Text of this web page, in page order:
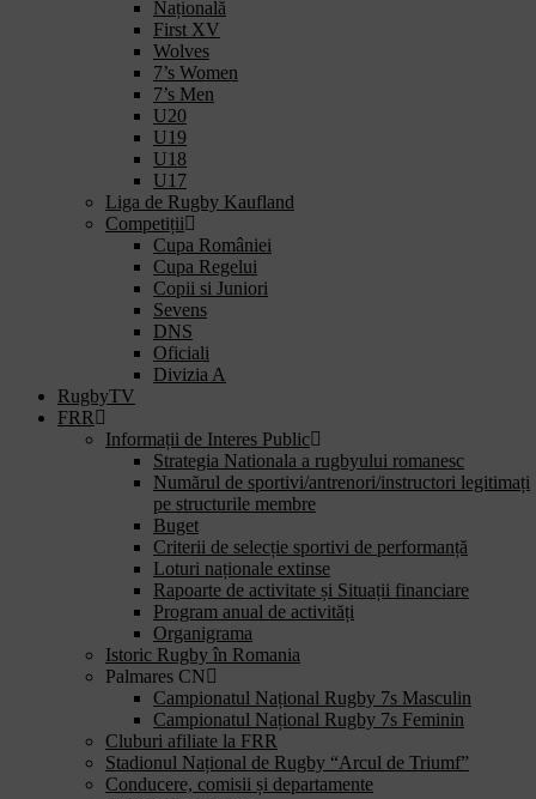
Națională
First XV
Wolves
7’s Women
7’s Men
U20
U19
U18
U17
Liga de Rugby Kaufland
Competiții
Cupa României
Cupa Regelui
Copii si Juniori
Sevens
DNS
Oficiali
Divizia A
RugbyTV
FRR
Informații de Interes Public
Strategia Nationala a rugbyului romanesc
Numărul de sportivi/antrenori/instructori legitimați
pe structurile membre
Buget
Criterii de selecție sportivi de performanță
Loturi naționale extinse
Rapoarte de activitate și Situații financiare
Program anual de activități
Organigrama
Istoric Rugby în Romania
Palmares CN
Campionatul Național Rugby 7s Masculin
Campionatul Național Rugby 7s Feminin
Cluburi afiliate la FRR
Stadionul Național de Rugby “Arcul de Triumf”
Conducere, comisii și departamente